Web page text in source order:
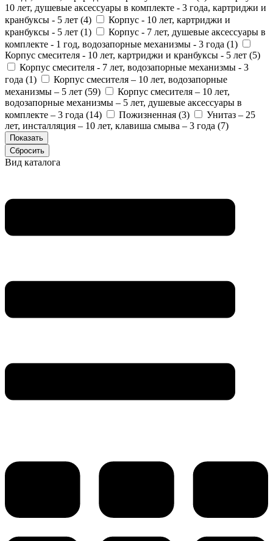
10 лет, душевые аксессуары в комплекте - 3 года, картриджи и
кранбуксы - 5 лет (4)
Корпус - 10 лет, картриджи и
кранбуксы - 5 лет (1)
Корпус - 7 лет, душевые аксессуары в
комплекте - 1 год, водозапорные механизмы - 3 года (1)
Корпус смесителя - 10 лет, картриджи и кранбуксы - 5 лет (5)
Корпус смесителя - 7 лет, водозапорные механизмы - 3
года (1)
Корпус смесителя – 10 лет, водозапорные
механизмы – 5 лет (59)
Корпус смесителя – 10 лет,
водозапорные механизмы – 5 лет, душевые аксессуары в
комплекте – 3 года (14) Пожизненная (3)
Унитаз – 25
лет, инсталляция – 10 лет, клавиша смыва – 3 года (7)
Вид каталога